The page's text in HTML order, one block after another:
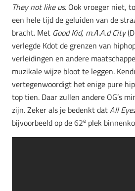
They not like us. Ook vroeger niet,
een hele tijd de geluiden van de
bracht. Met Good Kid, m.A.A.d City
verlegde Kdot de grenzen van
verleidingen en andere
muzikale wijze bloot te leggen.
vertegenwoordigt het enige pure
top tien. Daar zullen andere OG’s
zijn. Zeker als je bedenkt datAll
bijvoorbeeld op de 62e plek